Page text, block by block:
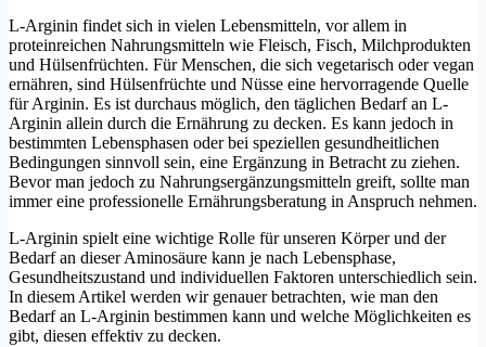
L-Arginin findet sich in vielen Lebensmitteln, vor allem in
proteinreichen Nahrungsmitteln wie Fleisch, Fisch, Milchprodukten
und Hülsenfrüchten. Für Menschen, die sich vegetarisch oder vegan
ernähren, sind Hülsenfrüchte und Nüsse eine hervorragende Quelle
für Arginin. Es ist durchaus möglich, den täglichen Bedarf an L-
Arginin allein durch die Ernährung zu decken. Es kann jedoch in
bestimmten Lebensphasen oder bei speziellen gesundheitlichen
Bedingungen sinnvoll sein, eine Ergänzung in Betracht zu ziehen.
Bevor man jedoch zu Nahrungsergänzungsmitteln greift, sollte man
immer eine professionelle Ernährungsberatung in Anspruch nehmen.
L-Arginin spielt eine wichtige Rolle für unseren Körper und der
Bedarf an dieser Aminosäure kann je nach Lebensphase,
Gesundheitszustand und individuellen Faktoren unterschiedlich sein.
In diesem Artikel werden wir genauer betrachten, wie man den
Bedarf an L-Arginin bestimmen kann und welche Möglichkeiten es
gibt, diesen effektiv zu decken.